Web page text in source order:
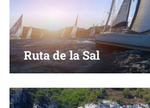
Ruta de la Sal